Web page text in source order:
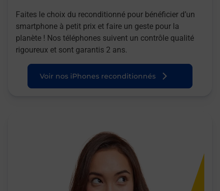
Faites le choix du reconditionné pour bénéficier d’un
smartphone à petit prix et faire un geste pour la
planète ! Nos téléphones suivent un contrôle qualité
rigoureux et sont garantis 2 ans.
Voir nos iPhones reconditionnés